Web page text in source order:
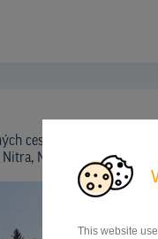
This website
cestných ťahov Banská
Nitra